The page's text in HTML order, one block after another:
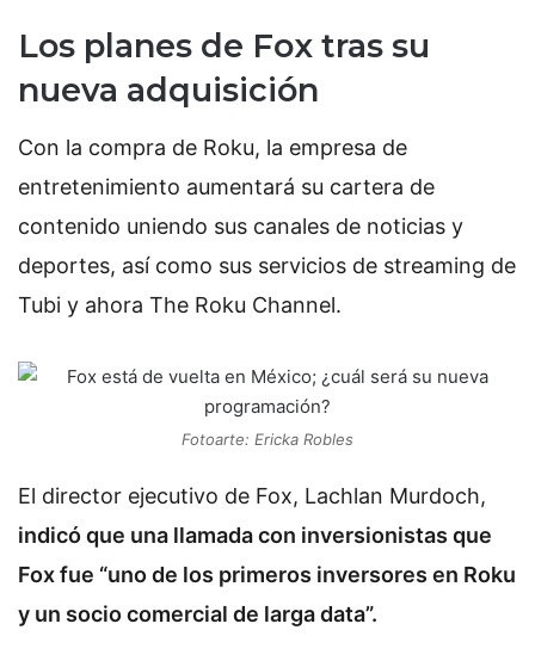
Los planes de Fox tras su
nueva adquisición
Con la compra de Roku, la empresa de
entretenimiento aumentará su cartera de
contenido uniendo sus canales de noticias y
deportes, así como sus servicios de streaming de
Tubi y ahora The Roku Channel.
Fotoarte: Ericka Robles
El director ejecutivo de Fox, Lachlan Murdoch,
indicó que una llamada con inversionistas que
Fox fue “uno de los primeros inversores en Roku
y un socio comercial de larga data”.